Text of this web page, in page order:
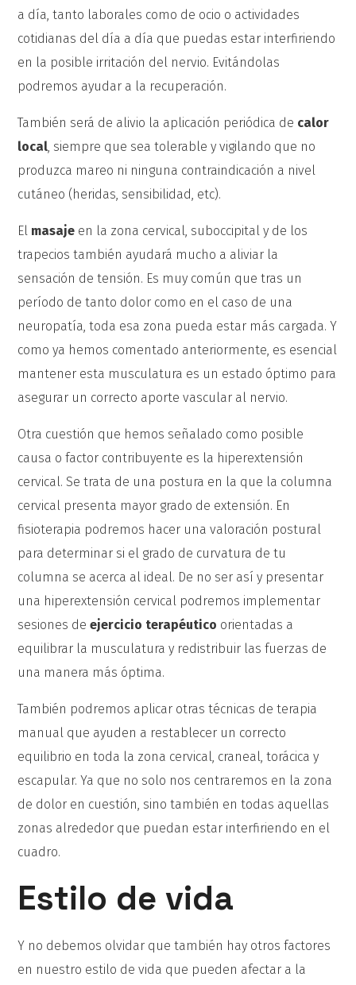
a día, tanto laborales como de ocio o actividades
cotidianas del día a día que puedas estar interfiriendo
en la posible irritación del nervio. Evitándolas
podremos ayudar a la recuperación.
También será de alivio la aplicación periódica de calor
local, siempre que sea tolerable y vigilando que no
produzca mareo ni ninguna contraindicación a nivel
cutáneo (heridas, sensibilidad, etc).
El masaje en la zona cervical, suboccipital y de los
trapecios también ayudará mucho a aliviar la
sensación de tensión. Es muy común que tras un
período de tanto dolor como en el caso de una
neuropatía, toda esa zona pueda estar más cargada. Y
como ya hemos comentado anteriormente, es esencial
mantener esta musculatura es un estado óptimo para
asegurar un correcto aporte vascular al nervio.
Otra cuestión que hemos señalado como posible
causa o factor contribuyente es la hiperextensión
cervical. Se trata de una postura en la que la columna
cervical presenta mayor grado de extensión. En
fisioterapia podremos hacer una valoración postural
para determinar si el grado de curvatura de tu
columna se acerca al ideal. De no ser así y presentar
una hiperextensión cervical podremos implementar
sesiones deejercicio terapéutico orientadas a
equilibrar la musculatura y redistribuir las fuerzas de
una manera más óptima.
También podremos aplicar otras técnicas de terapia
manual que ayuden a restablecer un correcto
equilibrio en toda la zona cervical, craneal, torácica y
escapular. Ya que no solo nos centraremos en la zona
de dolor en cuestión, sino también en todas aquellas
zonas alrededor que puedan estar interfiriendo en el
cuadro.
Estilo de vida
Y no debemos olvidar que también hay otros factores
en nuestro estilo de vida que pueden afectar a la